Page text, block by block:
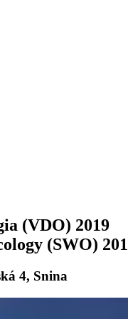
(VDO) 2019
(SWO)
4, Snina